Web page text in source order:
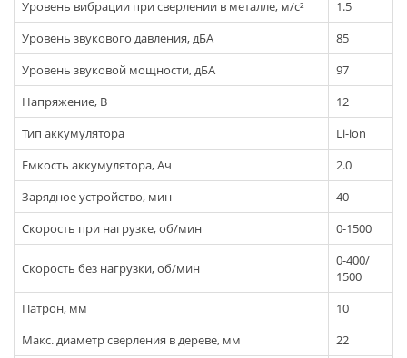
Уровень вибрации при сверлении в металле, м/с²
1.5
Уровень звукового давления, дБА
85
Уровень звуковой мощности, дБА
97
Напряжение, В
12
Тип аккумулятора
Li-ion
Емкость аккумулятора, Ач
2.0
Зарядное устройство, мин
40
Скорость при нагрузке, об/мин
0-1500
Скорость без нагрузки, об/мин
0-400/
1500
Патрон, мм
10
Макс. диаметр сверления в дереве, мм
22